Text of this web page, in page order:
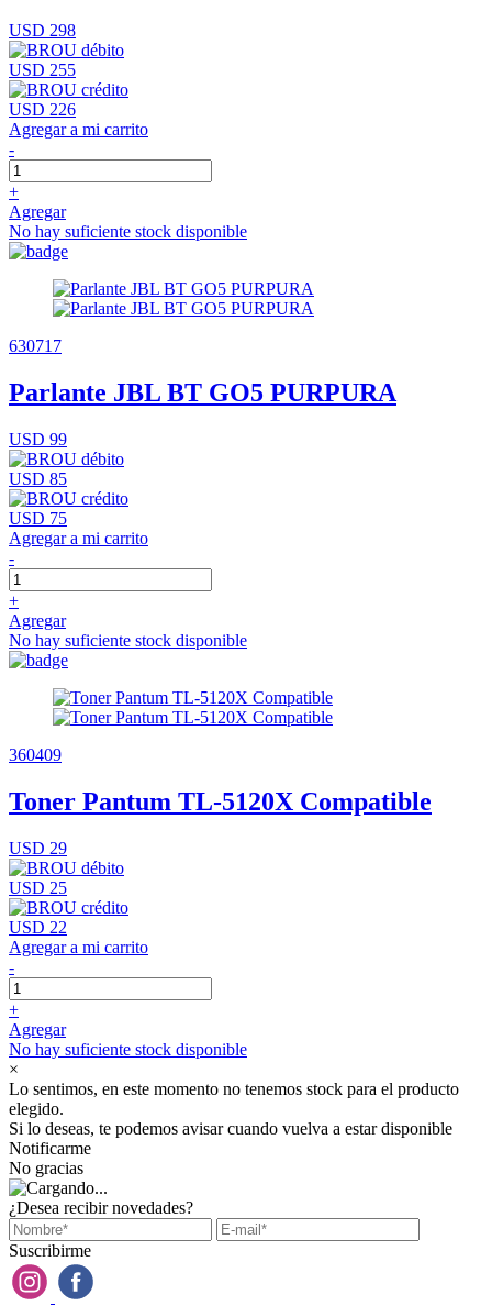
USD 298
USD 255
USD 226
Agregar a mi carrito
-
+
Agregar
No hay suficiente stock disponible
630717
Parlante JBL BT GO5 PURPURA
USD 99
USD 85
USD 75
Agregar a mi carrito
-
+
Agregar
No hay suficiente stock disponible
360409
Toner Pantum TL-5120X Compatible
USD 29
USD 25
USD 22
Agregar a mi carrito
-
+
Agregar
No hay suficiente stock disponible
×
Lo sentimos, en este momento no tenemos stock para el producto
elegido.
Si lo deseas, te podemos avisar cuando vuelva a estar disponible
Notificarme
No gracias
¿Desea recibir novedades?
Suscribirme